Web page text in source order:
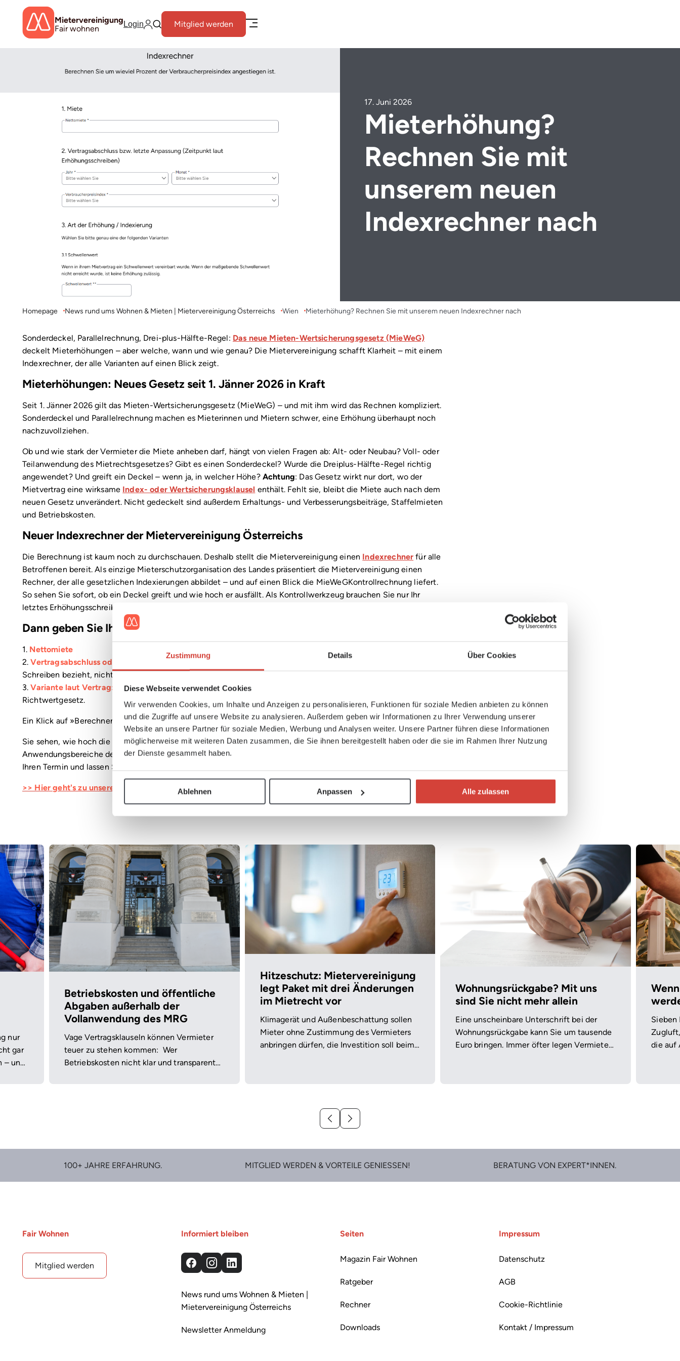
Zustimmung Details Über Cookies
Diese Webseite verwendet Cookies
Wir verwenden Cookies, um Inhalte und Anzeigen zu personalisieren, Funktionen für soziale Medien anbieten zu können
und die Zugriffe auf unsere Website zu analysieren. Außerdem geben wir Informationen zu Ihrer Verwendung unserer
Website an unsere Partner für soziale Medien, Werbung und Analysen weiter. Unsere Partner führen diese Informationen
möglicherweise mit weiteren Daten zusammen, die Sie ihnen bereitgestellt haben oder die sie im Rahmen Ihrer Nutzung
der Dienste gesammelt haben.
Ablehnen Anpassen Alle zulassen
Mietervereinigung
Fair wohnen
Login Mitglied werden
17. Juni 2026
Mieterhöhung?
Rechnen Sie mit
unserem neuen
Indexrechner nach
Homepage News rund ums Wohnen & Mieten | Mietervereinigung Österreichs Wien Mieterhöhung? Rechnen Sie mit unserem neuen Indexrechner nach
Sonderdeckel, Parallelrechnung, Drei-plus-Hälfte-Regel: Das neue Mieten-Wertsicherungsgesetz (MieWeG)
deckelt Mieterhöhungen – aber welche, wann und wie genau? Die Mietervereinigung schafft Klarheit – mit einem
Indexrechner, der alle Varianten auf einen Blick zeigt.
Mieterhöhungen: Neues Gesetz seit 1. Jänner 2026 in Kraft
Seit 1. Jänner 2026 gilt das Mieten-Wertsicherungsgesetz (MieWeG) – und mit ihm wird das Rechnen kompliziert.
Sonderdeckel und Parallelrechnung machen es Mieterinnen und Mietern schwer, eine Erhöhung überhaupt noch
nachzuvollziehen.
Ob und wie stark der Vermieter die Miete anheben darf, hängt von vielen Fragen ab: Alt- oder Neubau? Voll- oder
Teilanwendung des Mietrechtsgesetzes? Gibt es einen Sonderdeckel? Wurde die Dreiplus-Hälfte-Regel richtig
angewendet? Und greift ein Deckel – wenn ja, in welcher Höhe? Achtung: Das Gesetz wirkt nur dort, wo der
Mietvertrag eine wirksame Index- oder Wertsicherungsklausel enthält. Fehlt sie, bleibt die Miete auch nach dem
neuen Gesetz unverändert. Nicht gedeckelt sind außerdem Erhaltungs- und Verbesserungsbeiträge, Staffelmieten
und Betriebskosten.
Neuer Indexrechner der Mietervereinigung Österreichs
Die Berechnung ist kaum noch zu durchschauen. Deshalb stellt die Mietervereinigung einen Indexrechner für alle
Betroffenen bereit. Als einzige Mieterschutzorganisation des Landes präsentiert die Mietervereinigung einen
Rechner, der alle gesetzlichen Indexierungen abbildet – und auf einen Blick die MieWeGKontrollrechnung liefert.
So sehen Sie sofort, ob ein Deckel greift und wie hoch er ausfällt. Als Kontrollwerkzeug brauchen Sie nur Ihr
letztes Erhöhungsschreiben von Vermieter oder Hausverwaltung.
Dann geben Sie Ihre Werte Schritt für Schritt ein:
1. Nettomiete
2.Vertragsabschluss oder letzte Anpassung
– maßgeblich ist der Zeitpunkt, auf den sich die Erhöhung laut
Schreiben bezieht, nicht das Datum des Schreibens selbst.
3.Variante laut Vertrag:
A) Erhöhung nach Schwellenwert, B) jährliche Anpassung oder C) Wertsicherung nach
Richtwertgesetz.
Ein Klick auf »Berechnen« genügt.
Sie sehen, wie hoch die Erhöhung laut Vertrag ausfällt – und was die Kontrollrechnung nach MieWeG für beide
Anwendungsbereiche des Mietrechtsgesetzes ergibt. Im Zweifel hilft eine persönliche Beratung. Vereinbaren Sie
Ihren Termin und lassen Sie Ihre Erhöhung von den Expertinnen und Experten der Mietervereinigung prüfen.
>> Hier geht's zu unserem Indexrechner
nur
gar
– und
Betriebskosten und öffentliche
Abgaben außerhalb der
Vollanwendung des MRG
Vage Vertragsklauseln können Vermieter
teuer zu stehen kommen: Wer
Betriebskosten nicht klar und transparent
Hitzeschutz: Mietervereinigung
legt Paket mit drei Änderungen
im Mietrecht vor
Klimagerät und Außenbeschattung sollen
Mieter ohne Zustimmung des Vermieters
anbringen dürfen, die Investition soll beim
Miete sinken.
Wohnungsrückgabe? Mit uns
sind Sie nicht mehr allein
Eine unscheinbare Unterschrift bei der
Wohnungsrückgabe kann Sie um tausende
Euro bringen. Immer öfter legen Vermieter
Service schickt einen Experten an Ihre
Sieben
die auf
100+ JAHRE ERFAHRUNG. MITGLIED WERDEN & VORTEILE GENIESSEN! BERATUNG VON EXPERT*INNEN.
Fair Wohnen
Mitglied werden
Informiert bleiben
Facebook
Instagram
LinkedIn
News rund ums Wohnen & Mieten |
Mietervereinigung Österreichs
Newsletter Anmeldung
Seiten
Magazin Fair Wohnen
Ratgeber
Rechner
Downloads
Impressum
Datenschutz
AGB
Cookie-Richtlinie
Kontakt / Impressum